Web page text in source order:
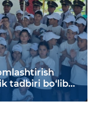
tadbiri bo‘lib